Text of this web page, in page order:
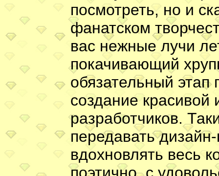
посмотреть, но и
фанатском
вас нежные лучи
покачивающий
обязательный этап
создание красивой
разработчиков.
передавать
вдохновлять весь